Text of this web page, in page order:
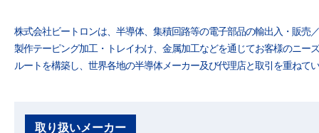
株式会社ビートロンは、半導体、集積回路等の電子部品の輸出入・販
製作テーピング加工・トレイわけ、金属加工などを通じてお客様のニ
ルートを構築し、世界各地の半導体メーカー及び代理店と取引を重ね
取り扱いメーカー